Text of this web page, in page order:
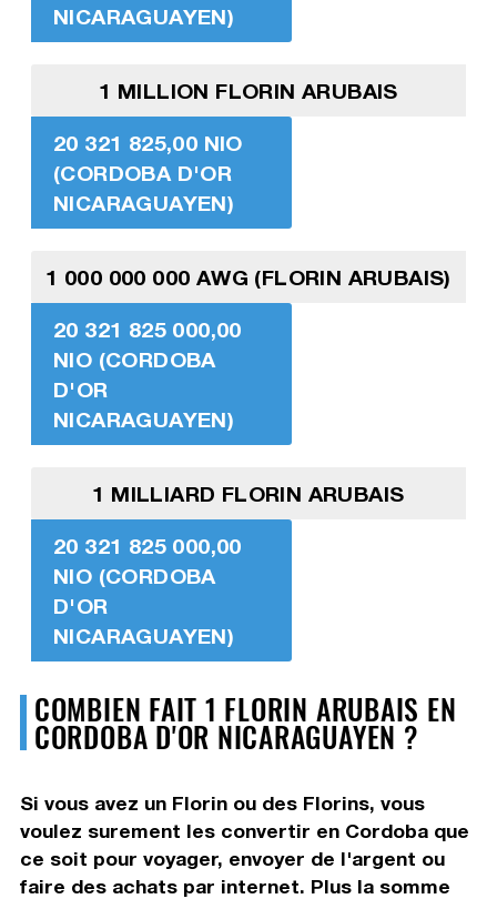
NICARAGUAYEN)
1 MILLION FLORIN ARUBAIS
20 321 825,00 NIO
(CORDOBA D'OR
NICARAGUAYEN)
1 000 000 000 AWG (FLORIN ARUBAIS)
20 321 825 000,00
NIO (CORDOBA
D'OR
NICARAGUAYEN)
1 MILLIARD FLORIN ARUBAIS
20 321 825 000,00
NIO (CORDOBA
D'OR
NICARAGUAYEN)
COMBIEN FAIT 1 FLORIN ARUBAIS EN
CORDOBA D'OR NICARAGUAYEN ?
Si vous avez un Florin ou des Florins, vous
voulez surement les convertir en Cordoba que
ce soit pour voyager, envoyer de l'argent ou
faire des achats par internet. Plus la somme